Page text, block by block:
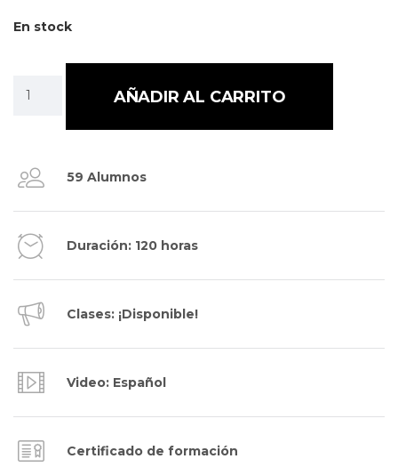
En stock
AÑADIR AL CARRITO
59 Alumnos
Duración: 120 horas
Clases: ¡Disponible!
Video: Español
Certificado de formación